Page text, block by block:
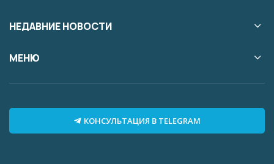
НЕДАВНИЕ НОВОСТИ
МЕНЮ
КОНСУЛЬТАЦИЯ В TELEGRAM